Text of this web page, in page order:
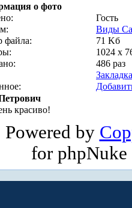
о фото
Гость
Виды
файла:
71 Kб
1024 x
486 раз
красиво!
Powered by
for